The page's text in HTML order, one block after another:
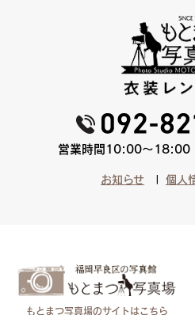
営業時間10:00〜18:00
お知らせ 個人
もとまつ写真場のサイトはこちら